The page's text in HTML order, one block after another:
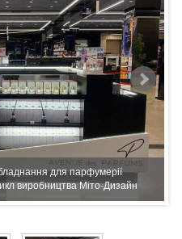
для парфумерії
виробництва Міто-Дизайн